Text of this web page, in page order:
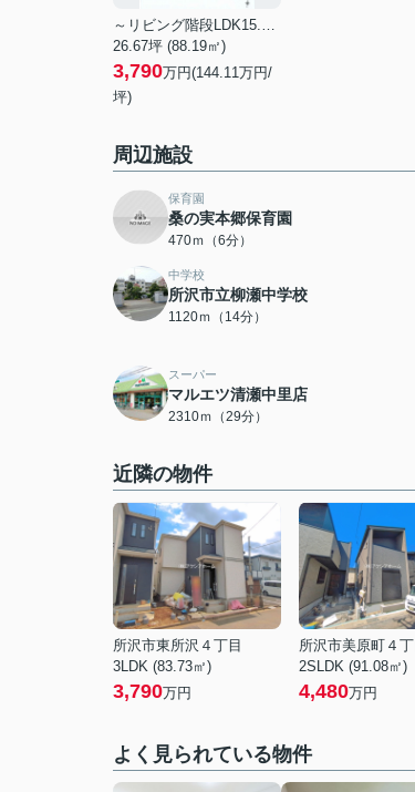
～リビング階段LDK15.7帖～
26.67坪 (88.19㎡)
3,790万円(144.11万円/
坪)
周辺施設
保育園
桑の実本郷保育園
470ｍ（6分）
中学校
所沢市立柳瀬中学校
1120ｍ（14分）
スーパー
マルエツ清瀬中里店
2310ｍ（29分）
近隣の物件
所沢市東所沢４丁目
3LDK (83.73㎡)
3,790万円
所沢市美原町４丁
2SLDK (91.08㎡)
4,480万円
よく見られている物件